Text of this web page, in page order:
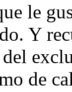
le
Y
de